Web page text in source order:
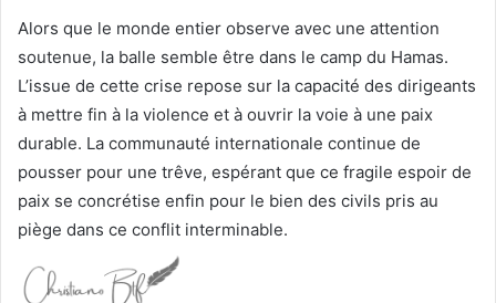
Alors que le monde entier observe avec une attention
soutenue, la balle semble être dans le camp du Hamas.
L’issue de cette crise repose sur la capacité des dirigeants
à mettre fin à la violence et à ouvrir la voie à une paix
durable. La communauté internationale continue de
pousser pour une trêve, espérant que ce fragile espoir de
paix se concrétise enfin pour le bien des civils pris au
piège dans ce conflit interminable.